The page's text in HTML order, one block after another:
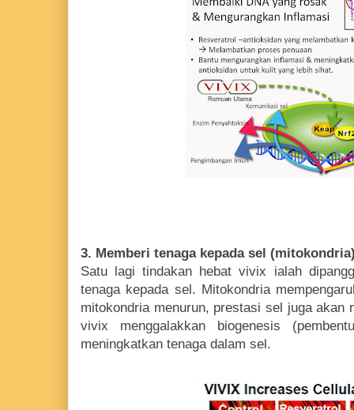
3. Memberi tenaga kepada sel
Satu lagi tindakan hebat vivix ialah
tenaga kepada sel. Mitokondria
mitokondria menurun, prestasi sel juga akan
vivix menggalakkan biogenesis
meningkatkan tenaga dalam sel.